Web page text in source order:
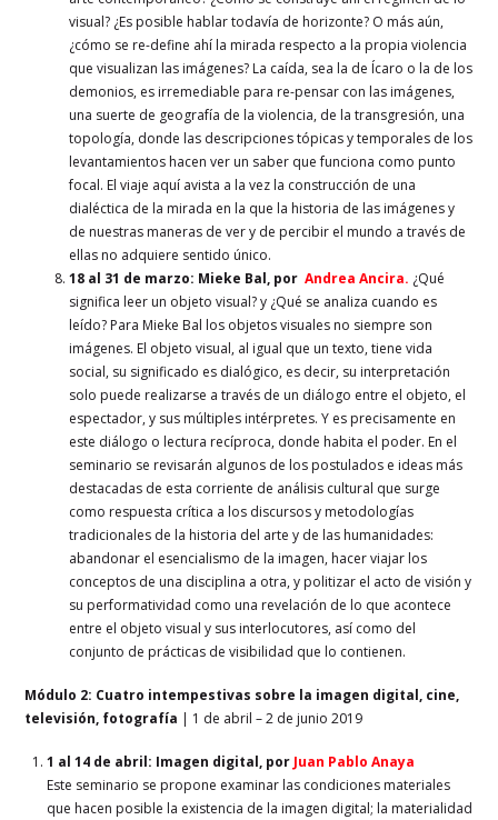
visual? ¿Es posible hablar todavía de horizonte? O más aún,
¿cómo se re-define ahí la mirada respecto a la propia violencia
que visualizan las imágenes? La caída, sea la de Ícaro o la de los
demonios, es irremediable para re-pensar con las imágenes,
una suerte de geografía de la violencia, de la transgresión, una
topología, donde las descripciones tópicas y temporales de los
levantamientos hacen ver un saber que funciona como punto
focal. El viaje aquí avista a la vez la construcción de una
dialéctica de la mirada en la que la historia de las imágenes y
de nuestras maneras de ver y de percibir el mundo a través de
ellas no adquiere sentido único.
18 al 31 de marzo: Mieke Bal, porAndrea Ancira. ¿Qué
significa leer un objeto visual? y ¿Qué se analiza cuando es
leído? Para Mieke Bal los objetos visuales no siempre son
imágenes. El objeto visual, al igual que un texto, tiene vida
social, su significado es dialógico, es decir, su interpretación
solo puede realizarse a través de un diálogo entre el objeto, el
espectador, y sus múltiples intérpretes. Y es precisamente en
este diálogo o lectura recíproca, donde habita el poder. En el
seminario se revisarán algunos de los postulados e ideas más
destacadas de esta corriente de análisis cultural que surge
como respuesta crítica a los discursos y metodologías
tradicionales de la historia del arte y de las humanidades:
abandonar el esencialismo de la imagen, hacer viajar los
conceptos de una disciplina a otra, y politizar el acto de visión y
su performatividad como una revelación de lo que acontece
entre el objeto visual y sus interlocutores, así como del
conjunto de prácticas de visibilidad que lo contienen.
Módulo 2: Cuatro intempestivas sobre la imagen digital, cine,
televisión, fotografía | 1 de abril – 2 de junio 2019
1 al 14 de abril: Imagen digital, por Juan Pablo Anaya
Este seminario se propone examinar las condiciones materiales
que hacen posible la existencia de la imagen digital; la materialidad